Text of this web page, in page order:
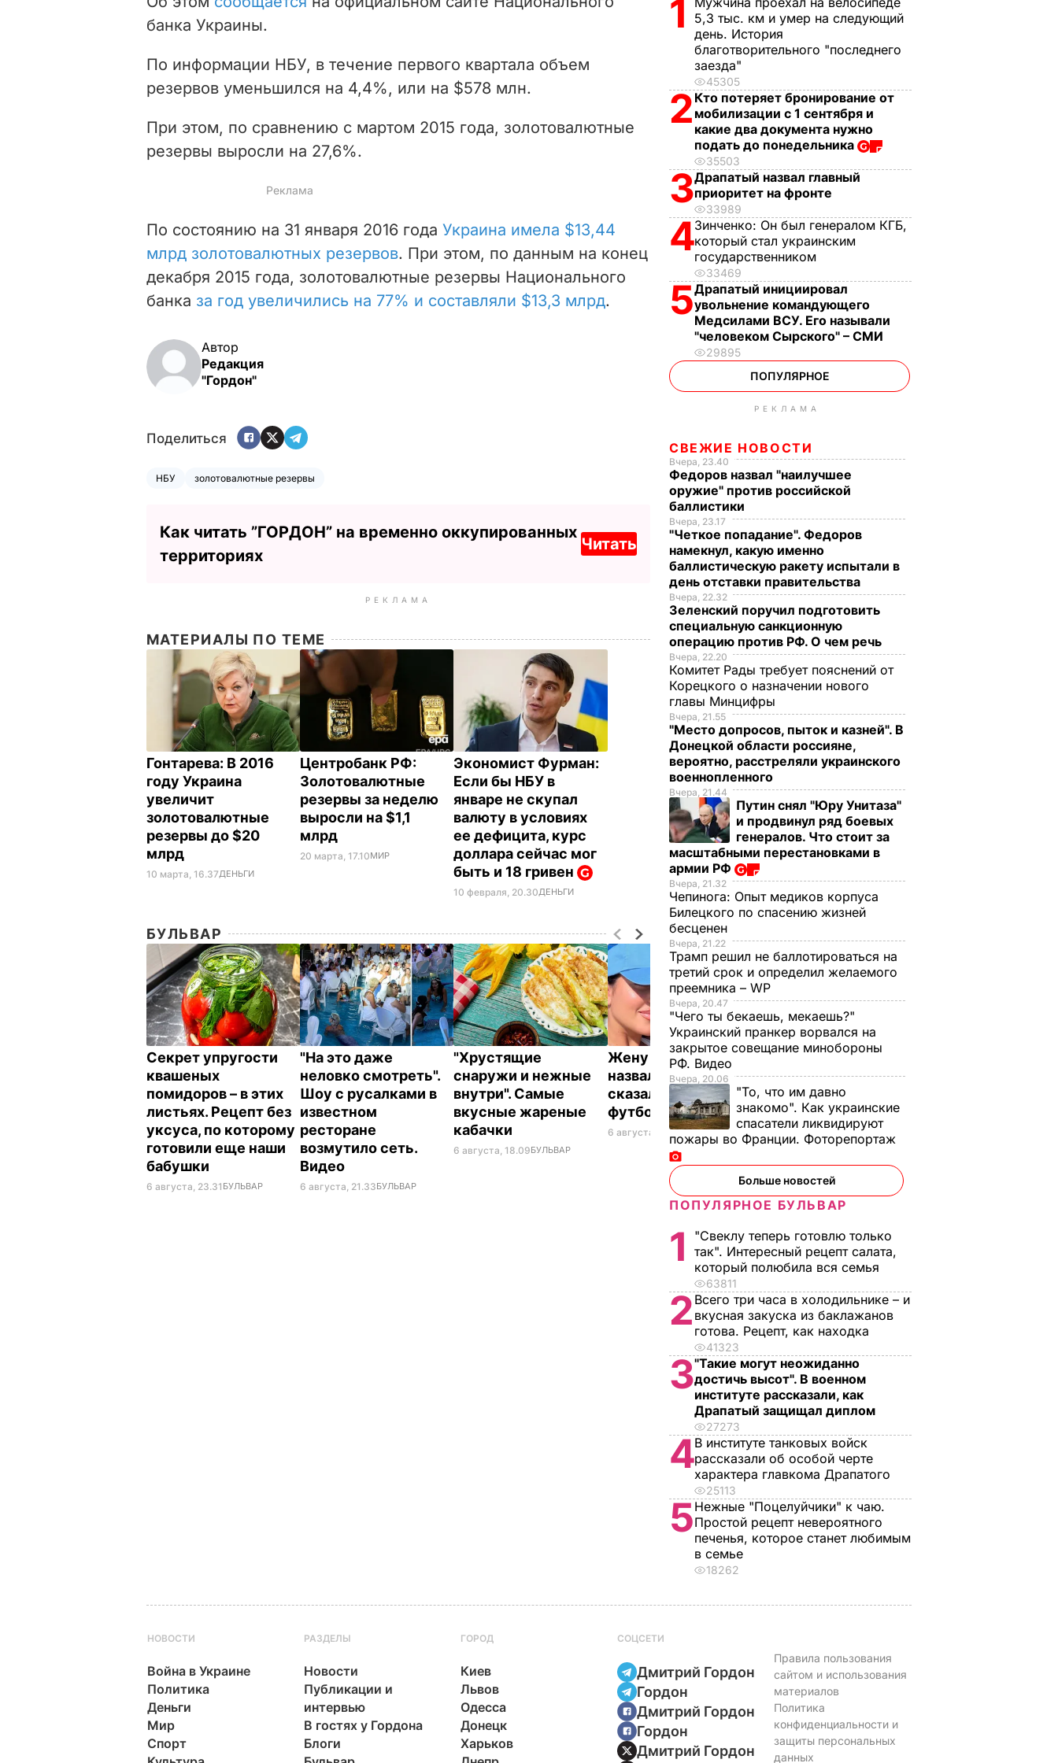
d
e
o
банка Украины.
По информации НБУ, в течение первого квартала объем
резервов уменьшился на 4,4%, или на $578 млн.
При этом, по сравнению с мартом 2015 года, золотовалютные
резервы выросли на 27,6%.
По состоянию на 31 января 2016 года Украина имела $13,44
млрд золотовалютных резервов. При этом, по данным на конец
декабря 2015 года, золотовалютные резервы Национального
банка за год увеличились на 77% и составляли $13,3 млрд.
Автор
Редакция
"Гордон"
Поделиться
НБУ золотовалютные резервы
Как читать ”ГОРДОН” на временно оккупированных
территориях
Читать
РЕКЛАМА
МАТЕРИАЛЫ ПО ТЕМЕ
Гонтарева: В 2016
году Украина
увеличит
золотовалютные
резервы до $20
млрд
10 марта, 16.37ДЕНЬГИ
Центробанк РФ:
Золотовалютные
резервы за неделю
выросли на $1,1
млрд
20 марта, 17.10МИР
Экономист Фурман:
Если бы НБУ в
январе не скупал
валюту в условиях
ее дефицита, курс
доллара сейчас мог
быть и 18 гривен
10 февраля, 20.30ДЕНЬГИ
БУЛЬВАР
Секрет упругости
квашеных
помидоров – в этих
листьях. Рецепт без
уксуса, по которому
готовили еще наши
бабушки
6 августа, 23.31 БУЛЬВАР
"На это даже
неловко смотреть".
Шоу с русалками в
известном
ресторане
возмутило сеть.
Видео
6 августа, 21.33БУЛЬВАР
"Хрустящие
снаружи и нежные
внутри". Самые
вкусные жареные
кабачки
6 августа, 18.09БУЛЬВАР
Жену Роналду
назвали толстой. Что
сказал ее обидчикам
футболист
6 августа, 17.50БУЛЬВАР
Платежки станут
меньше –
действенные
советы "без воды",
как не
переплачивать за
коммуналку
6 августа, 17.17БУЛЬВАР
1
5,3 тыс. км и умер на следующий
день. История
благотворительного "последнего
заезда"
45305
2 Кто потеряет бронирование от
мобилизации с 1 сентября и
какие два документа нужно
подать до понедельника
35503
3Драпатый назвал главный
приоритет на фронте
33989
4Зинченко: Он был генералом КГБ,
который стал украинским
государственником
33469
5Драпатый инициировал
увольнение командующего
Медсилами ВСУ. Его называли
"человеком Сырского" – СМИ
29895
ПОПУЛЯРНОЕ
РЕКЛАМА
СВЕЖИЕ НОВОСТИ
Вчера, 23.40
Федоров назвал "наилучшее
оружие" против российской
баллистики
Вчера, 23.17
"Четкое попадание". Федоров
намекнул, какую именно
баллистическую ракету испытали в
день отставки правительства
Вчера, 22.32
Зеленский поручил подготовить
специальную санкционную
операцию против РФ. О чем речь
Вчера, 22.20
Комитет Рады требует пояснений от
Корецкого о назначении нового
главы Минцифры
Вчера, 21.55
"Место допросов, пыток и казней". В
Донецкой области россияне,
вероятно, расстреляли украинского
военнопленного
Вчера, 21.44
Путин снял "Юру Унитаза"
и продвинул ряд боевых
генералов. Что стоит за
масштабными перестановками в
армии РФ
Вчера, 21.32
Чепинога: Опыт медиков корпуса
Билецкого по спасению жизней
бесценен
Вчера, 21.22
Трамп решил не баллотироваться на
третий срок и определил желаемого
преемника – WP
Вчера, 20.47
"Чего ты бекаешь, мекаешь?"
Украинский пранкер ворвался на
закрытое совещание минобороны
РФ. Видео
Вчера, 20.06
"То, что им давно
знакомо". Как украинские
спасатели ликвидируют
пожары во Франции. Фоторепортаж
Больше новостей
ПОПУЛЯРНОЕ БУЛЬВАР
1
"Свеклу теперь готовлю только
так". Интересный рецепт салата,
который полюбила вся семья
63811
2 Всего три часа в холодильнике – и
вкусная закуска из баклажанов
готова. Рецепт, как находка
41323
3"Такие могут неожиданно
достичь высот". В военном
институте рассказали, как
Драпатый защищал диплом
27273
4В институте танковых войск
рассказали об особой черте
характера главкома Драпатого
25113
5Нежные "Поцелуйчики" к чаю.
Простой рецепт невероятного
печенья, которое станет любимым
в семье
18262
НОВОСТИ
Война в Украине
Политика
Деньги
Мир
Спорт
РАЗДЕЛЫ
Новости
Публикации и
интервью
В гостях у Гордона
Блоги
ГОРОД
Киев
Львов
Одесса
Донецк
Харьков
СОЦСЕТИ
Дмитрий Гордон
Гордон
Дмитрий Гордон
Гордон
Дмитрий Гордон
Правила пользования
сайтом и использования
материалов
Политика
конфиденциальности и
защиты персональных
данных